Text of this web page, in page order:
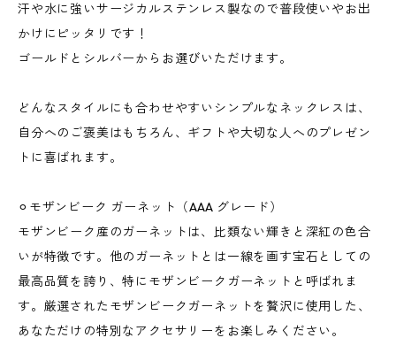
汗や水に強いサージカルステンレス製なので普段使いやお出
かけにピッタリです！
ゴールドとシルバーからお選びいただけます。
どんなスタイルにも合わせやすいシンプルなネックレスは、
自分へのご褒美はもちろん、ギフトや大切な人へのプレゼン
トに喜ばれます。
⚪︎モザンビーク ガーネット（AAA グレード）
モザンビーク産のガーネットは、比類ない輝きと深紅の色合
いが特徴です。他のガーネットとは一線を画す宝石としての
最高品質を誇り、特にモザンビークガーネットと呼ばれま
す。厳選されたモザンビークガーネットを贅沢に使用した、
あなただけの特別なアクセサリーをお楽しみください。